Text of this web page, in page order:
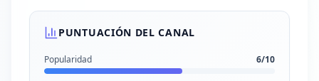
PUNTUACIÓN DEL CANAL
Popularidad 6/10